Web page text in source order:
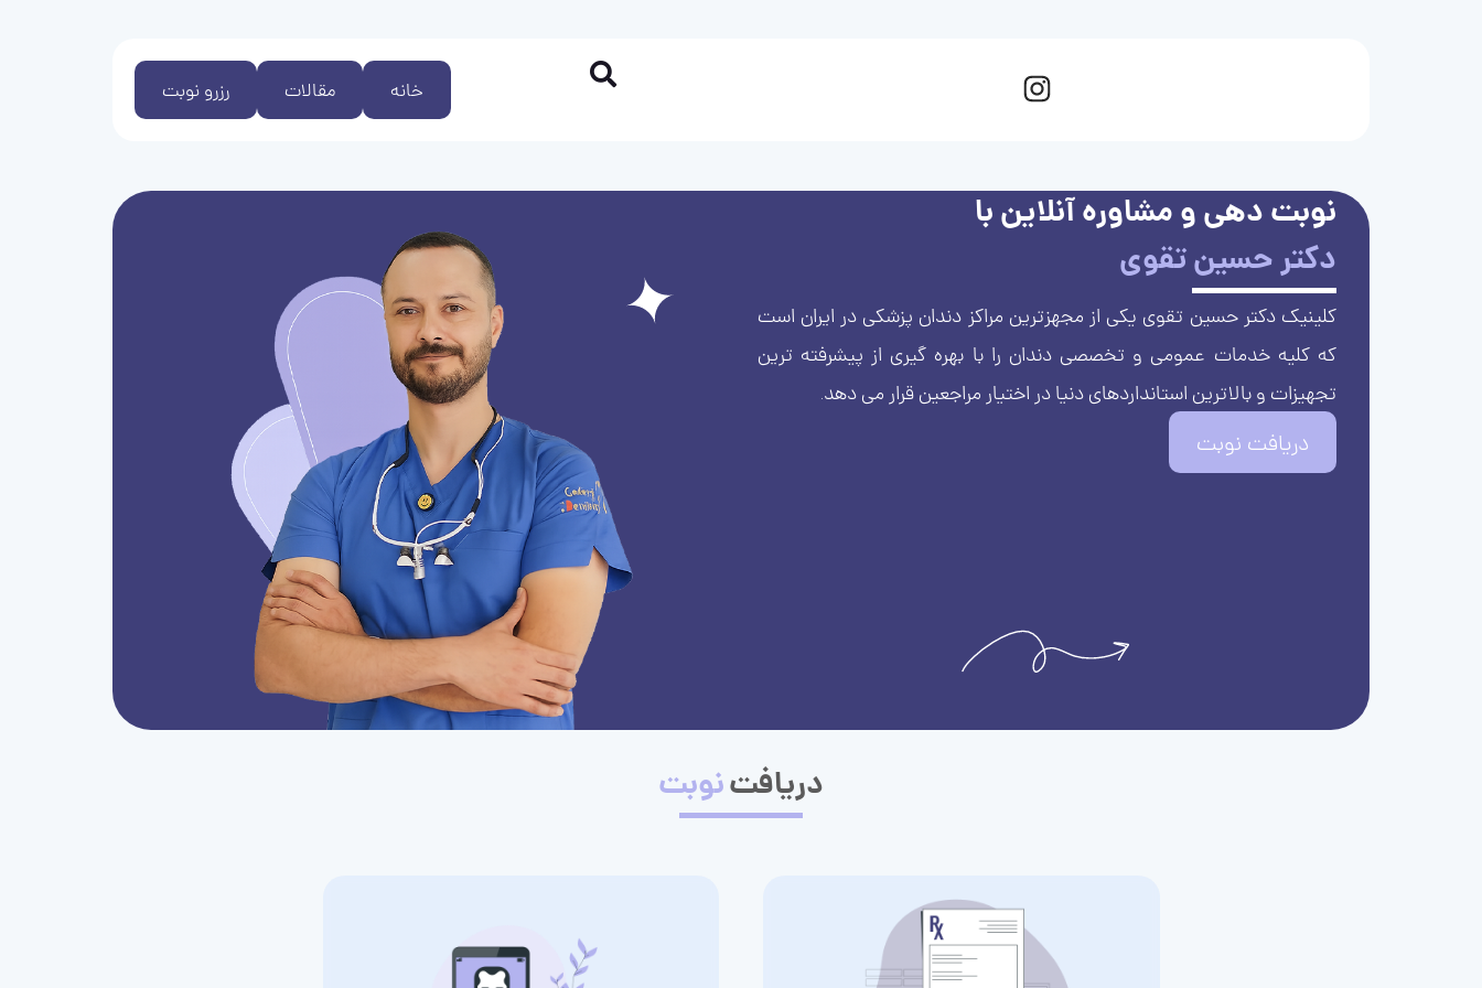
رزرو نوبت مقالات خانه
نوبت دهی و مشاوره آنلاین با
دکتر حسین تقوی
کلینیک دکتر حسین تقوی یکی از مجهزترین مراکز دندان پزشکی در ایران است
که کلیه خدمات عمومی و تخصصی دندان را با بهره گیری از پیشرفته ترین
تجهیزات و بالاترین استانداردهای دنیا در اختیار مراجعین قرار می دهد.
دریافت نوبت
دریافتنوبت